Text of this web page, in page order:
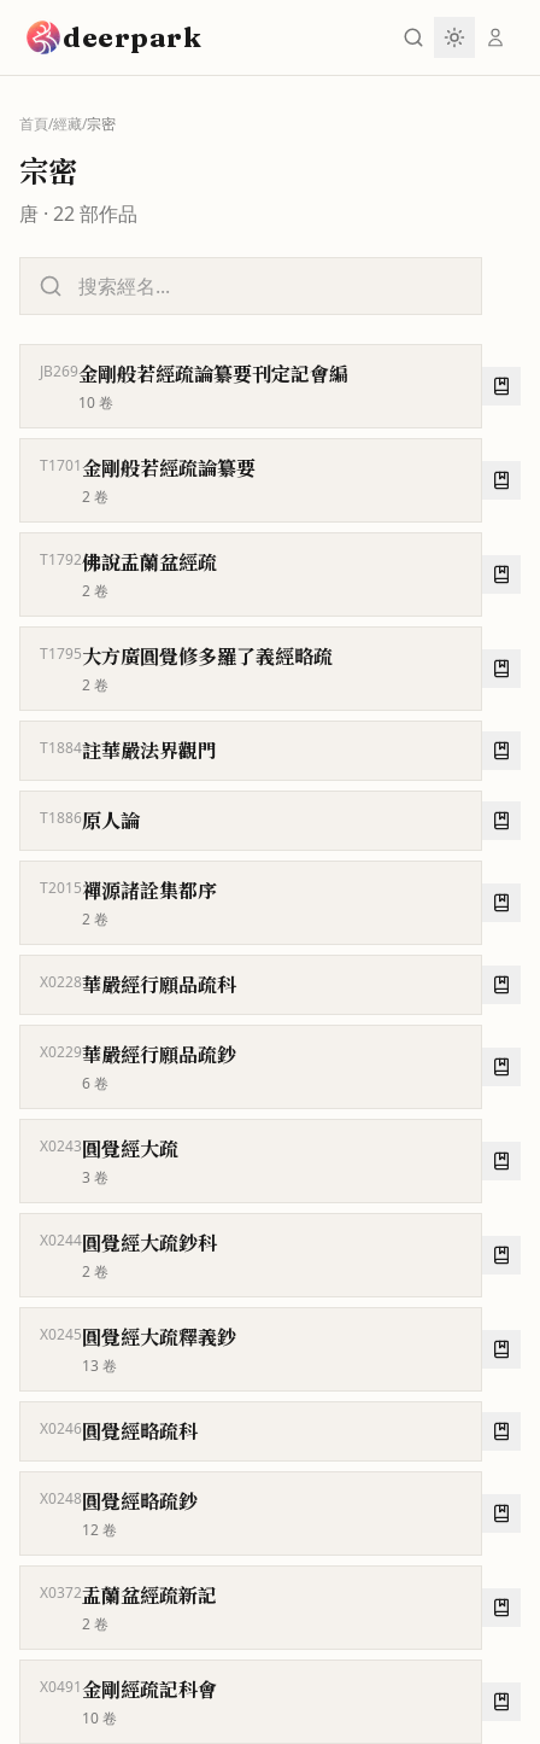
deerpark
首頁/經藏/宗密
宗密
唐 · 22部作品
JB269金剛般若經疏論纂要刊定記會編
10卷
T1701金剛般若經疏論纂要
2卷
T1792佛說盂蘭盆經疏
2卷
T1795大方廣圓覺修多羅了義經略疏
2卷
T1884註華嚴法界觀門
T1886原人論
T2015禪源諸詮集都序
2卷
X0228華嚴經行願品疏科
X0229華嚴經行願品疏鈔
6卷
X0243圓覺經大疏
3 卷
X0244圓覺經大疏鈔科
2卷
X0245圓覺經大疏釋義鈔
13 卷
X0246圓覺經略疏科
X0248圓覺經略疏鈔
12卷
X0372盂蘭盆經疏新記
2卷
X0491金剛經疏記科會
10卷